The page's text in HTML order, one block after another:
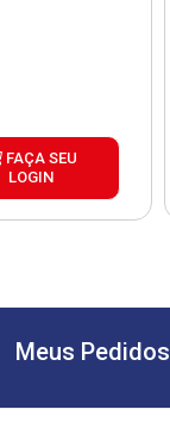
FAÇA SEU
LOGIN
Meus Pedidos